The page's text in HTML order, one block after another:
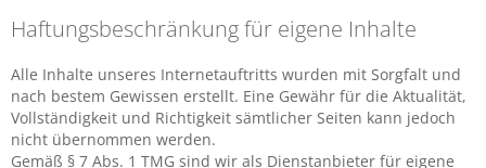
Haftungsbeschränkung für eigene Inhalte
Alle Inhalte unseres Internetauftritts wurden mit Sorgfalt und
nach bestem Gewissen erstellt. Eine Gewähr für die Aktualität,
Vollständigkeit und Richtigkeit sämtlicher Seiten kann jedoch
nicht übernommen werden.
Gemäß § 7 Abs. 1 TMG sind wir als Dienstanbieter für eigene